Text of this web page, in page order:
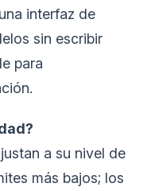
interfaz de
sin escribir
para
a su nivel de
más bajos; los